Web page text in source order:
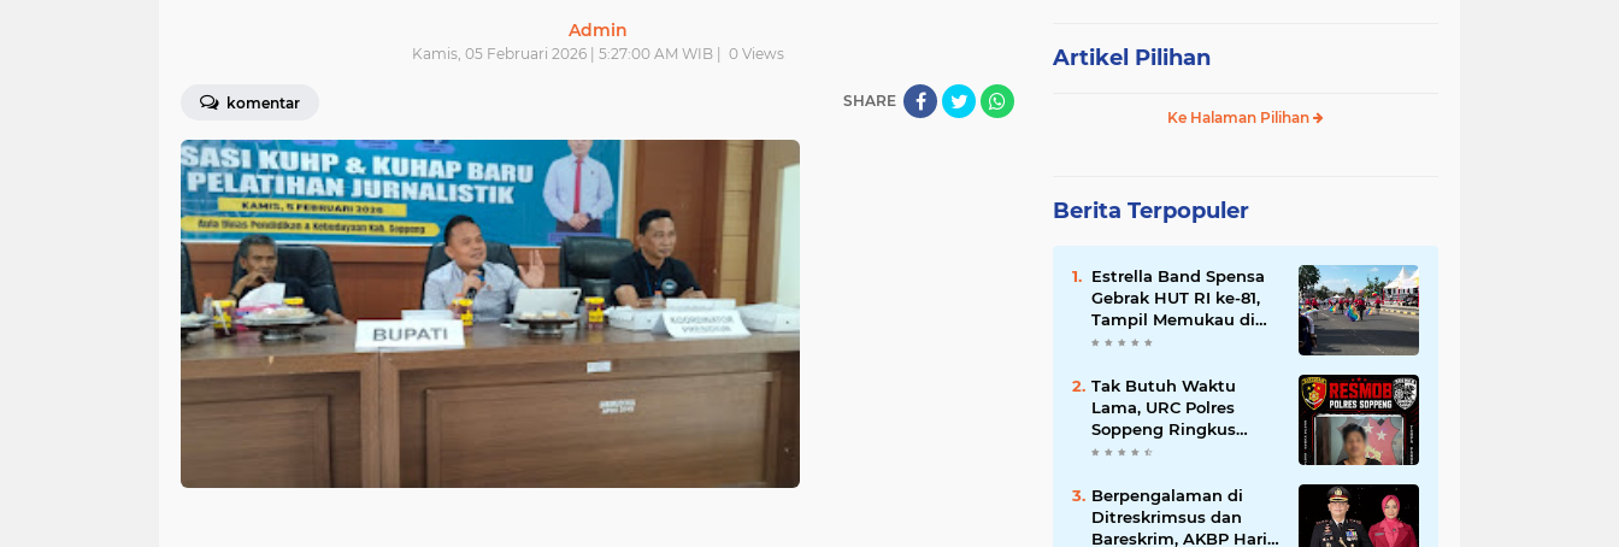
Admin
Kamis, 05 Februari 2026 | 5:27:00 AM WIB | 0Views
komentar SHARE
Artikel Pilihan
Ke Halaman Pilihan
Berita Terpopuler
Estrella Band Spensa
Gebrak HUT RI ke-81,
Tampil Memukau di
Street Parade Soppeng
Tak Butuh Waktu
Lama, URC Polres
Soppeng Ringkus
Terduga Pelaku
Berpengalaman di
Ditreskrimsus dan
Bareskrim, AKBP Hari